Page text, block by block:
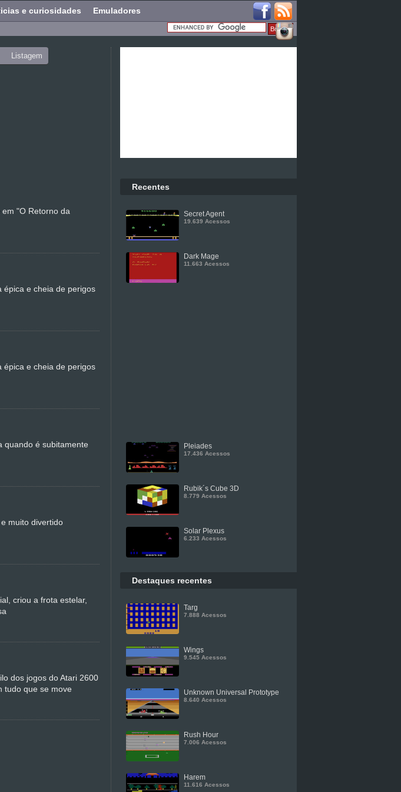
e curiosidades Emuladores
Listagem
"O Retorno da
épica e cheia de perigos
épica e cheia de perigos
quando é subitamente
muito divertido
criou a frota estelar,
dos jogos do Atari 2600
tudo que se move
Recentes
Secret Agent
19.639 Acessos
Dark Mage
11.663 Acessos
Pleiades
17.436 Acessos
Rubik´s Cube 3D
8.779 Acessos
Solar Plexus
6.233 Acessos
Destaques recentes
Targ
7.888 Acessos
Wings
9.545 Acessos
Unknown Universal Prototype
8.640 Acessos
Rush Hour
7.006 Acessos
Harem
11.616 Acessos